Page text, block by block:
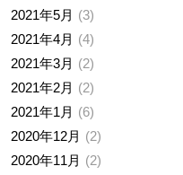
2021年5月
3
2021年4月
4
2021年3月
2
2021年2月
2
2021年1月
6
2020年12月
2
2020年11月
2